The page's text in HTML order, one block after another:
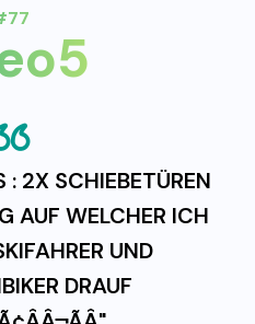
: 2X SCHIEBETÜREN
AUF WELCHER ICH
UND
DRAUF